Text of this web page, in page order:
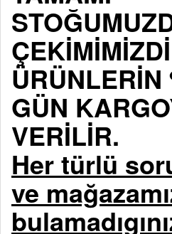
ÜRÜNLERİN
GÜN
VERİLİR.
Her türlü
ve